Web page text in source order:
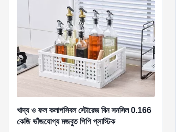
খাদ্য ও ফল কলাপসিবল স্টোরেজ বিন সনসিল 0.166
কেজি ভাঁজযোগ্য মজবুত পিপি প্লাস্টিক